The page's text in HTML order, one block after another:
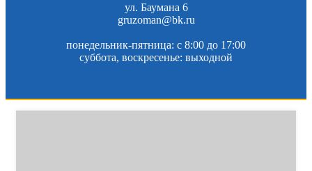
ул. Баумана 6
gruzoman@bk.ru
понедельник-пятница: c 8:00 до 17:00
суббота, воскресенье: выходной